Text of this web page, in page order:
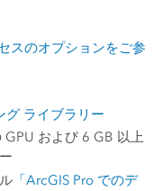
スのオプションをご参
グ ライブラリー
および 6 GB 以上
「ArcGIS Pro でのデ